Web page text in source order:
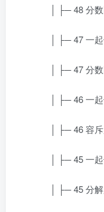
│ ├─ 48 分数
│ ├─ 47 一起
│ ├─ 47 分数
│ ├─ 46 一起
│ ├─ 46 容斥
│ ├─ 45 一起
│ ├─ 45 分解